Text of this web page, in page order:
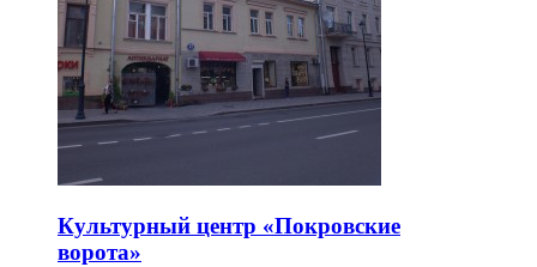
Культурный центр «Покровские
ворота»